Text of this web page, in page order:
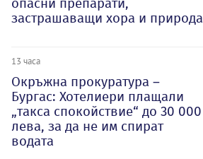
застрашаващи хора и природа
13 часа
Окръжна прокуратура –
Бургас: Хотелиери плащали
„такса спокойствие“ до 30 000
лева, за да не им спират
водата